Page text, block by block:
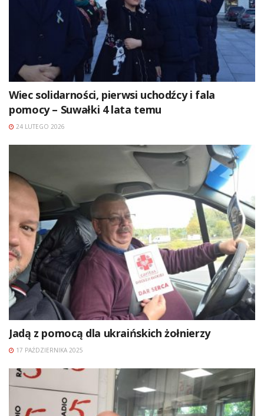
Wiec solidarności, pierwsi uchodźcy i fala
pomocy – Suwałki 4 lata temu
24 LUTEGO 2026
Jadą z pomocą dla ukraińskich żołnierzy
17 PAŹDZIERNIKA 2025